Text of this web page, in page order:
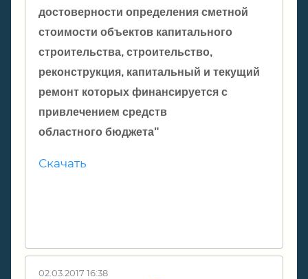
достоверности определения сметной
стоимости объектов капитального
строительства, строительство,
реконструкция, капитальный и текущий
ремонт которых финансируется с
привлечением средств
областного бюджета"
Скачать
02.03.2017 16:38